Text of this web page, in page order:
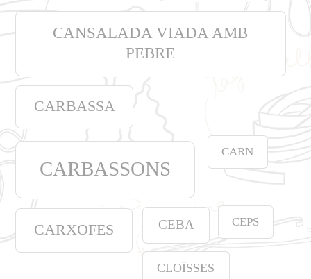
CANSALADA VIADA AMB
PEBRE
CARBASSA
CARBASSONS
CARN
CARXOFES CEBA CEPS
CLOÏSSES